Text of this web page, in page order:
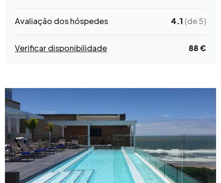
Avaliação dos hóspedes 4.1 (de 5)
Verificar disponibilidade 88 €